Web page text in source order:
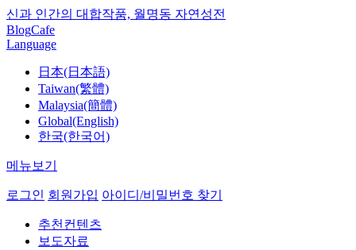
신과 인간의 대합작품, 월명동 자연성전
BlogCafe
Language
日本(日本語)
Taiwan(繁體)
Malaysia(簡體)
Global(English)
한국(한국어)
메뉴보기
로그인 회원가입 아이디/비밀번호 찾기
추천컨텐츠
보도자료